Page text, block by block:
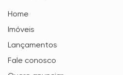
Home
Imóveis
Lançamentos
Fale conosco